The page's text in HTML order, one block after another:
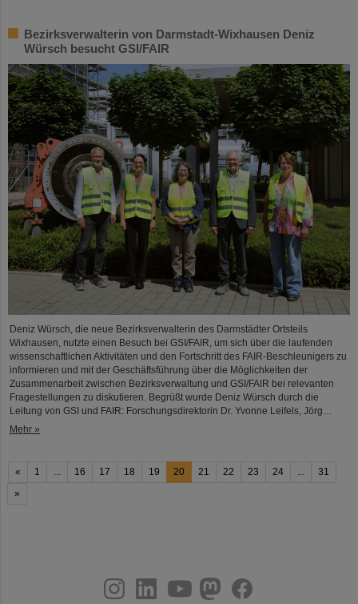
Bezirksverwalterin von Darmstadt-Wixhausen Deniz
Würsch besucht GSI/FAIR
Deniz Würsch, die neue Bezirksverwalterin des Darmstädter Ortsteils
Wixhausen, nutzte einen Besuch bei GSI/FAIR, um sich über die laufenden
wissenschaftlichen Aktivitäten und den Fortschritt des FAIR-Beschleunigers zu
informieren und mit der Geschäftsführung über die Möglichkeiten der
Zusammenarbeit zwischen Bezirksverwaltung und GSI/FAIR bei relevanten
Fragestellungen zu diskutieren. Begrüßt wurde Deniz Würsch durch die
Leitung von GSI und FAIR: Forschungsdirektorin Dr. Yvonne Leifels, Jörg…
Mehr »
« 1 ... 16 17 18 19 20 21 22 23 24 ...
31
»
youtubehelmholtz.socialfacebook